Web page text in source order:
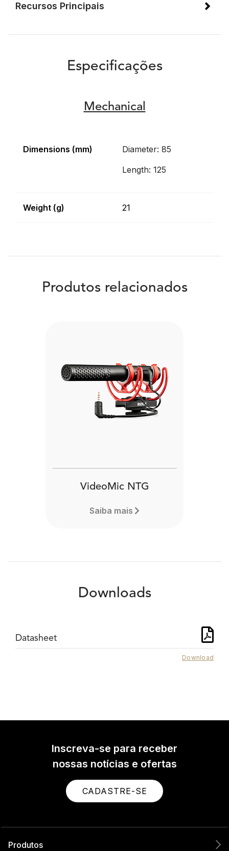
Recursos Principais
Especificações
Mechanical
Dimensions (mm)
Diameter: 85
Length: 125
Weight (g) 21
Produtos relacionados
VideoMic NTG
Saiba mais
Downloads
Datasheet
Download
Inscreva-se para receber
nossas notícias e ofertas
CADASTRE-SE
Produtos